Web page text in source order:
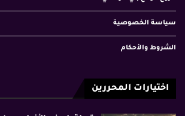
سياسة الخصوصية
الشروط والأحكام
اختيارات المحررين